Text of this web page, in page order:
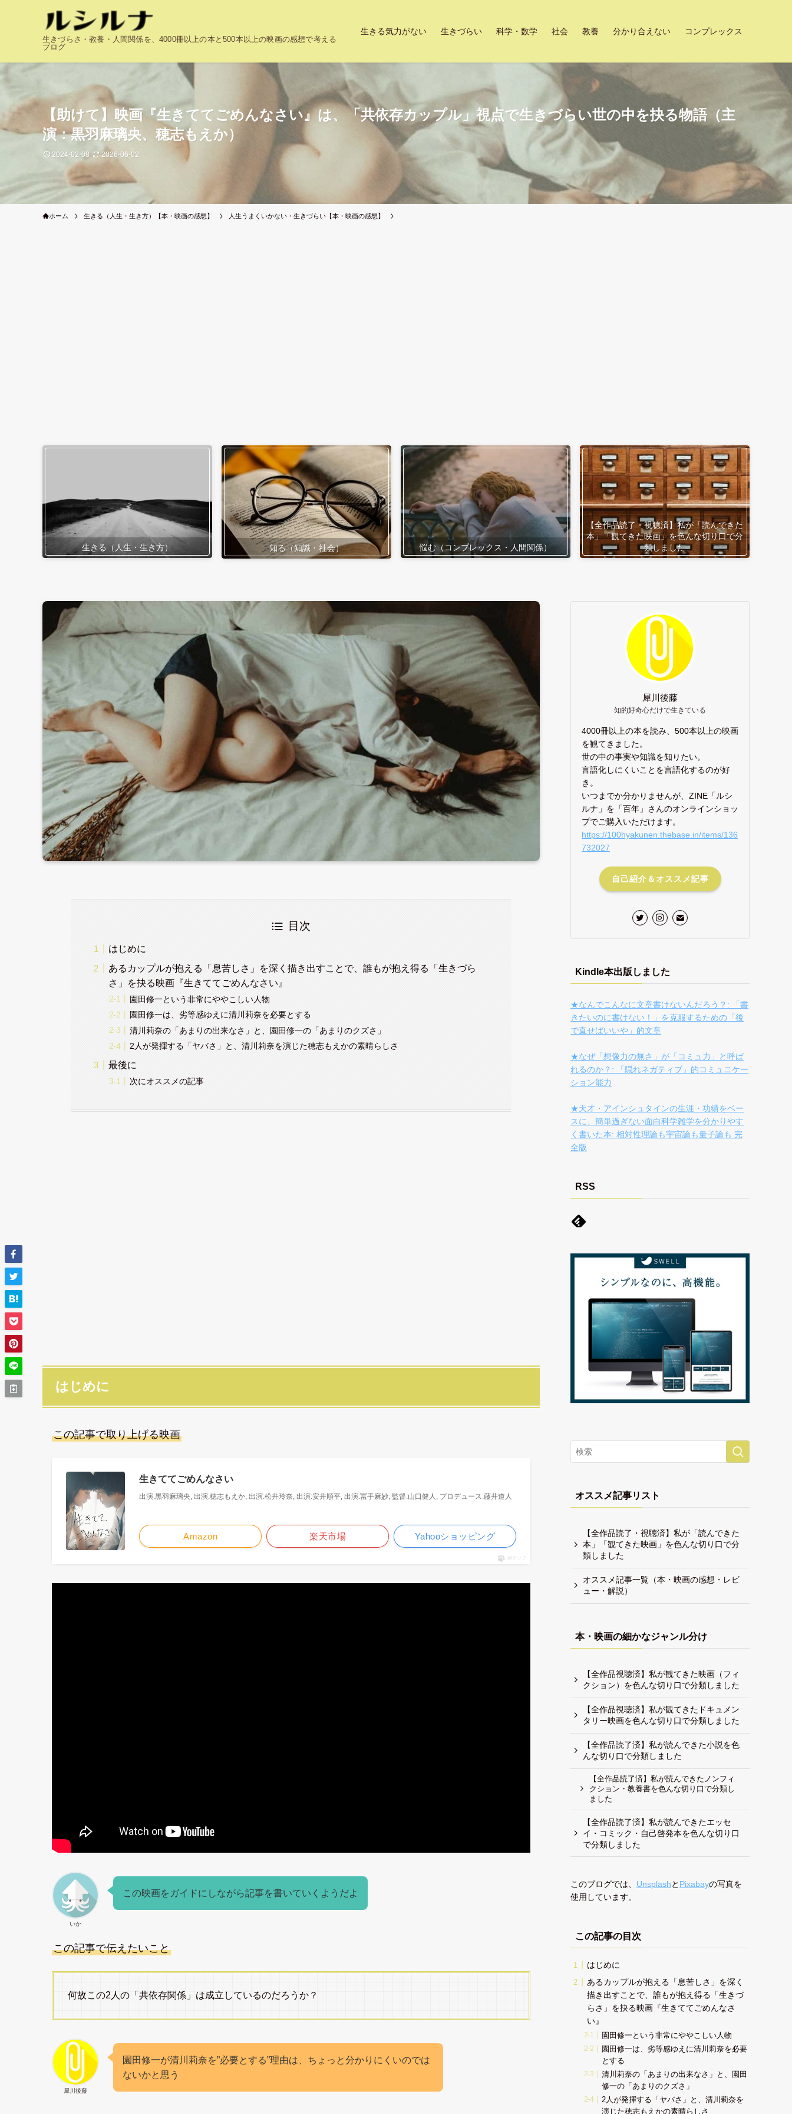
生きづらさ・教養・人間関係を、4000冊以上の本と500本以上の映画の感想で考える
ブログ
生きる気力がない 生きづらい 科学・数学 社会 教養 分かり合えない コンプレックス
【助けて】映画『生きててごめんなさい』は、「共依存カップル」視点で生きづらい世の中を抉る物語（主
演：黒羽麻璃央、穂志もえか）
2024-02-08 2026-06-02
ホーム 生きる（人生・生き方）【本・映画の感想】 人生うまくいかない・生きづらい【本・映画の感想】
生きる（人生・生き方） 知る（知識・社会） 悩む（コンプレックス・人間関係）
【全作品読了・視聴済】私が「読んできた
本」「観てきた映画」を色んな切り口で分
類しました
目次
はじめに
あるカップルが抱える「息苦しさ」を深く描き出すことで、誰もが抱え得る「生きづら
さ」を抉る映画『生きててごめんなさい』
園田修一という非常にややこしい人物
園田修一は、劣等感ゆえに清川莉奈を必要とする
清川莉奈の「あまりの出来なさ」と、園田修一の「あまりのクズさ」
2人が発揮する「ヤバさ」と、清川莉奈を演じた穂志もえかの素晴らしさ
最後に
次にオススメの記事
はじめに
この記事で取り上げる映画
生きててごめんなさい
出演:黒羽麻璃央, 出演:穂志もえか, 出演:松井玲奈, 出演:安井順平, 出演:冨手麻妙, 監督:山口健人, プロデュース:藤井道人
Amazon 楽天市場 Yahooショッピング
ポチップ
いか
この映画をガイドにしながら記事を書いていくようだよ
この記事で伝えたいこと
何故この2人の「共依存関係」は成立しているのだろうか？
犀川後藤
園田修一が清川莉奈を”必要とする”理由は、ちょっと分かりにくいのでは
ないかと思う
犀川後藤
知的好奇心だけで生きている
4000冊以上の本を読み、500本以上の映画
を観てきました。
世の中の事実や知識を知りたい。
言語化しにくいことを言語化するのが好
き。
いつまでか分かりませんが、ZINE「ルシ
ルナ」を「百年」さんのオンラインショッ
プでご購入いただけます。
https://100hyakunen.thebase.in/items/136
732027
自己紹介＆オススメ記事
Kindle本出版しました
★なんでこんなに文章書けないんだろう？: 「書
きたいのに書けない！」を克服するための「後
で直せばいいや」的文章
★なぜ「想像力の無さ」が「コミュ力」と呼ば
れるのか？: 「隠れネガティブ」的コミュニケー
ション能力
★天才・アインシュタインの生涯・功績をベー
スに、簡単過ぎない面白科学雑学を分かりやす
く書いた本: 相対性理論も宇宙論も量子論も 完
全版
RSS
オススメ記事リスト
【全作品読了・視聴済】私が「読んできた
本」「観てきた映画」を色んな切り口で分
類しました
オススメ記事一覧（本・映画の感想・レビ
ュー・解説）
本・映画の細かなジャンル分け
【全作品視聴済】私が観てきた映画（フィ
クション）を色んな切り口で分類しました
【全作品視聴済】私が観てきたドキュメン
タリー映画を色んな切り口で分類しました
【全作品読了済】私が読んできた小説を色
んな切り口で分類しました
【全作品読了済】私が読んできたノンフィ
クション・教養書を色んな切り口で分類し
ました
【全作品読了済】私が読んできたエッセ
イ・コミック・自己啓発本を色んな切り口
で分類しました
このブログでは、 Unsplashと Pixabayの写真を
使用しています。
この記事の目次
はじめに
あるカップルが抱える「息苦しさ」を深く
描き出すことで、誰もが抱え得る「生きづ
らさ」を抉る映画『生きててごめんなさ
い』
園田修一という非常にややこしい人物
園田修一は、劣等感ゆえに清川莉奈を必要
とする
清川莉奈の「あまりの出来なさ」と、園田
修一の「あまりのクズさ」
2人が発揮する「ヤバさ」と、清川莉奈を
演じた穂志もえかの素晴らしさ